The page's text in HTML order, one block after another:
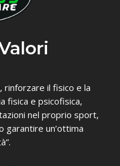
rinforzare il fisico e la
fisica e psicofisica,
nel proprio sport,
un’ottima